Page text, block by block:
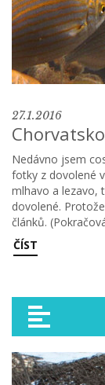
27.1.2016
Nedávno jsem
fotky z dovolené
mlhavo a lezavo,
dovolené.
článků.
ČÍST